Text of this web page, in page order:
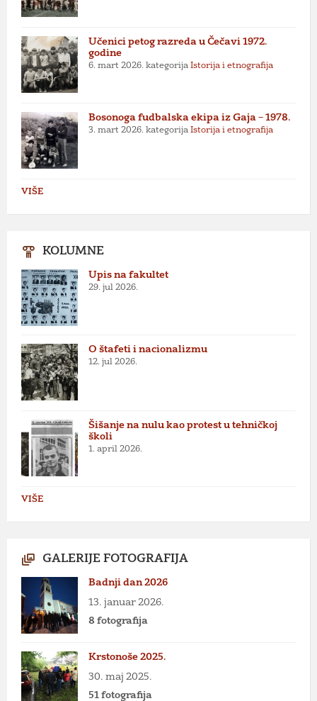
Učenici petog razreda u Čečavi 1972.
godine
6. mart 2026. kategorija Istorija i etnografija
Bosonoga fudbalska ekipa iz Gaja – 1978.
3. mart 2026. kategorija Istorija i etnografija
VIŠE
KOLUMNE
Upis na fakultet
29. jul 2026.
O štafeti i nacionalizmu
12. jul 2026.
Šišanje na nulu kao protest u tehničkoj
školi
1. april 2026.
VIŠE
GALERIJE FOTOGRAFIJA
Badnji dan 2026
13. januar 2026.
8 fotografija
Krstonoše 2025.
30. maj 2025.
51 fotografija